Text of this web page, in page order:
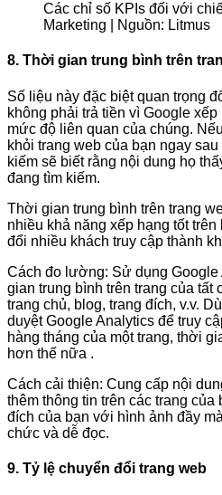
Các chỉ số KPIs đối với
Marketing | Nguồn: Litmus
8. Thời gian trung bình trên
Số liệu này đặc biệt quan trọng
không phải trả tiền vì Google
mức độ liên quan của chúng.
khỏi trang web của bạn ngay
kiếm sẽ biết rằng nội dung họ
đang tìm kiếm.
Thời gian trung bình trên trang
nhiều khả năng xếp hạng tốt
đổi nhiều khách truy cập thành
Cách đo lường: Sử dụng
gian trung bình trên trang của tất
trang chủ, blog, trang đích, v.v.
duyệt Google Analytics để truy
hàng tháng của một trang, thời
hơn thế nữa .
Cách cải thiện: Cung cấp nội
thêm thông tin trên các trang của
đích của bạn với hình ảnh đầy
chức và dễ đọc.
9. Tỷ lệ chuyển đổi trang web